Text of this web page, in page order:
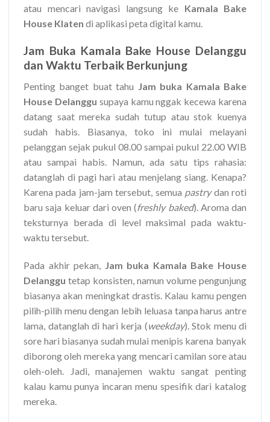
atau mencari navigasi langsung ke Kamala Bake
House Klaten di aplikasi peta digital kamu.
Jam Buka Kamala Bake House Delanggu
dan Waktu Terbaik Berkunjung
Penting banget buat tahu Jam buka Kamala Bake
House Delanggu supaya kamu nggak kecewa karena
datang saat mereka sudah tutup atau stok kuenya
sudah habis. Biasanya, toko ini mulai melayani
pelanggan sejak pukul 08.00 sampai pukul 22.00 WIB
atau sampai habis. Namun, ada satu tips rahasia:
datanglah di pagi hari atau menjelang siang. Kenapa?
Karena pada jam-jam tersebut, semua pastrydan roti
baru saja keluar dari oven (freshly baked). Aroma dan
teksturnya berada di level maksimal pada waktu-
waktu tersebut.
Pada akhir pekan,
Jam buka Kamala Bake House
Delanggu tetap konsisten, namun volume pengunjung
biasanya akan meningkat drastis. Kalau kamu pengen
pilih-pilih menu dengan lebih leluasa tanpa harus antre
lama, datanglah di hari kerja (weekday). Stok menu di
sore hari biasanya sudah mulai menipis karena banyak
diborong oleh mereka yang mencari camilan sore atau
oleh-oleh. Jadi, manajemen waktu sangat penting
kalau kamu punya incaran menu spesifik dari katalog
mereka.